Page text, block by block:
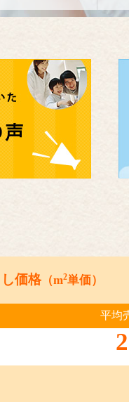
価格（m2単価）
平均